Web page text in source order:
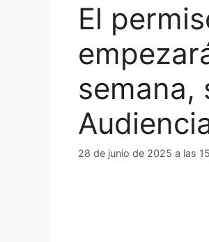
El
semana,
28 de junio de 2025 a las